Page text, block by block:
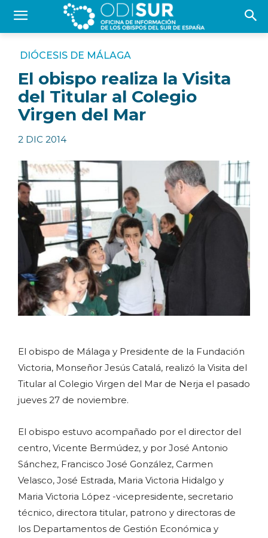
DIÓCESIS DE MÁLAGA
El obispo realiza la Visita
del Titular al Colegio
Virgen del Mar
2 DIC 2014
El obispo de Málaga y Presidente de la Fundación
Victoria, Monseñor Jesús Catalá, realizó la Visita del
Titular al Colegio Virgen del Mar de Nerja el pasado
jueves 27 de noviembre.
El obispo estuvo acompañado por el director del
centro, Vicente Bermúdez, y por José Antonio
Sánchez, Francisco José González, Carmen
Velasco, José Estrada, Maria Victoria Hidalgo y
Maria Victoria López -vicepresidente, secretario
técnico, directora titular, patrono y directoras de
los Departamentos de Gestión Económica y